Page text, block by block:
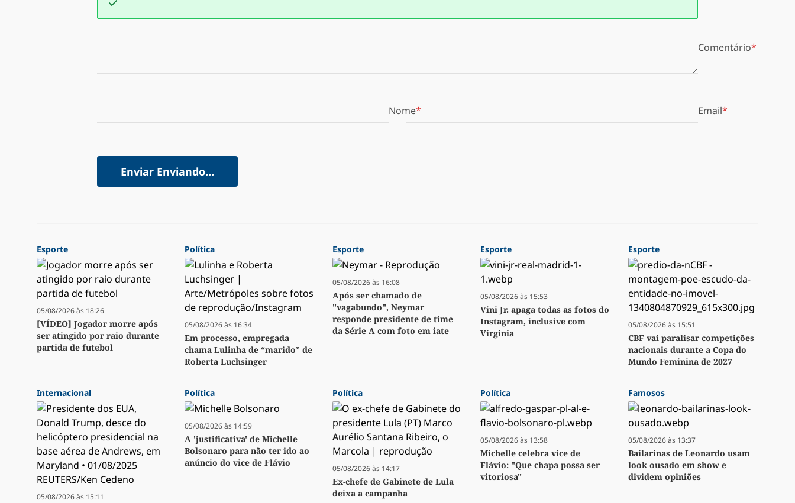
Comentário
Nome Email
Enviar Enviando...
Esporte
05/08/2026 às 18:26
[VÍDEO] Jogador morre após
ser atingido por raio durante
partida de futebol
Política
05/08/2026 às 16:34
Em processo, empregada
chama Lulinha de “marido” de
Roberta Luchsinger
Esporte
05/08/2026 às 16:08
Após ser chamado de
"vagabundo", Neymar
responde presidente de time
da Série A com foto em iate
Esporte
05/08/2026 às 15:53
Vini Jr. apaga todas as fotos do
Instagram, inclusive com
Virginia
Esporte
05/08/2026 às 15:51
CBF vai paralisar competições
nacionais durante a Copa do
Mundo Feminina de 2027
Internacional
05/08/2026 às 15:11
Política
05/08/2026 às 14:59
A 'justificativa' de Michelle
Bolsonaro para não ter ido ao
anúncio do vice de Flávio
Política
05/08/2026 às 14:17
Ex-chefe de Gabinete de Lula
deixa a campanha
Política
05/08/2026 às 13:58
Michelle celebra vice de
Flávio: "Que chapa possa ser
vitoriosa"
Famosos
05/08/2026 às 13:37
Bailarinas de Leonardo usam
look ousado em show e
dividem opiniões